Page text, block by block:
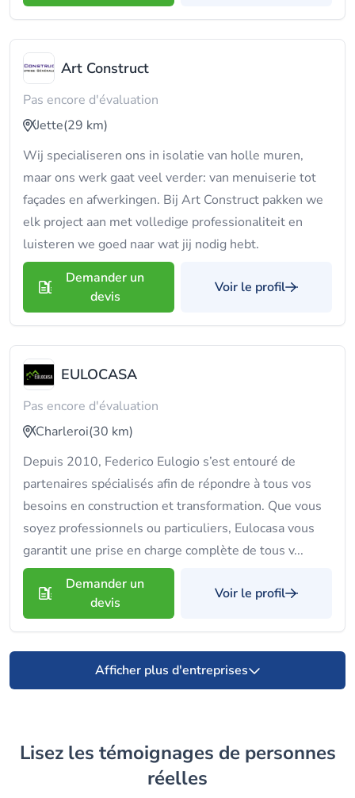
Art Construct
Pas encore d'évaluation
Jette(29 km)
Wij specialiseren ons in isolatie van holle muren,
maar ons werk gaat veel verder: van menuiserie tot
façades en afwerkingen. Bij Art Construct pakken we
elk project aan met volledige professionaliteit en
luisteren we goed naar wat jij nodig hebt.
Demander un
devis
Voir le profil
EULOCASA
Pas encore d'évaluation
Charleroi(30 km)
Depuis 2010, Federico Eulogio s’est entouré de
partenaires spécialisés afin de répondre à tous vos
besoins en construction et transformation. Que vous
soyez professionnels ou particuliers, Eulocasa vous
garantit une prise en charge complète de tous v...
Demander un
devis
Voir le profil
Afficher plus d'entreprises
Lisez les témoignages de personnes
réelles